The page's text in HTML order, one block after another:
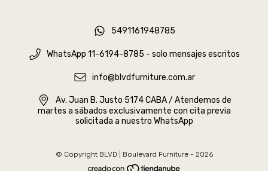
5491161948785
WhatsApp 11-6194-8785 - solo mensajes escritos
info@blvdfurniture.com.ar
Av. Juan B. Justo 5174 CABA / Atendemos de
martes a sábados exclusivamente con cita previa
solicitada a nuestro WhatsApp
© Copyright BLVD | Boulevard Furniture - 2026